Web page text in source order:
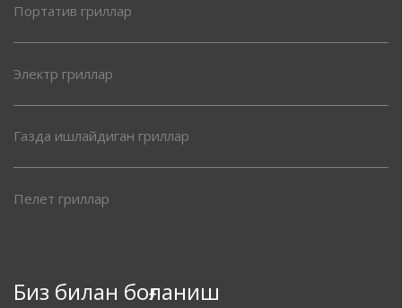
Портатив гриллар
Электр гриллар
Газда ишлайдиган гриллар
Пелет гриллар
Биз билан боғланиш